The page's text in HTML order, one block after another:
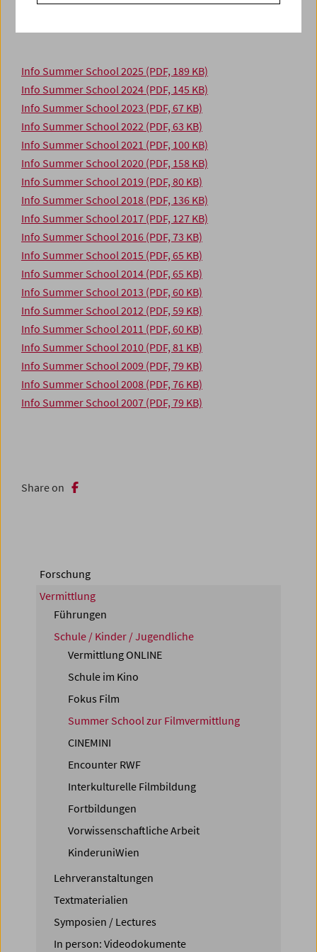
Info Summer School 2025 (PDF, 189 KB)
Info Summer School 2024 (PDF, 145 KB)
Info Summer School 2023 (PDF, 67 KB)
Info Summer School 2022 (PDF, 63 KB)
Info Summer School 2021 (PDF, 100 KB)
Info Summer School 2020 (PDF, 158 KB)
Info Summer School 2019 (PDF, 80 KB)
Info Summer School 2018 (PDF, 136 KB)
Info Summer School 2017 (PDF, 127 KB)
Info Summer School 2016 (PDF, 73 KB)
Info Summer School 2015 (PDF, 65 KB)
Info Summer School 2014 (PDF, 65 KB)
Info Summer School 2013 (PDF, 60 KB)
Info Summer School 2012 (PDF, 59 KB)
Info Summer School 2011 (PDF, 60 KB)
Info Summer School 2010 (PDF, 81 KB)
Info Summer School 2009 (PDF, 79 KB)
Info Summer School 2008 (PDF, 76 KB)
Info Summer School 2007 (PDF, 79 KB)
Share on
Forschung
Vermittlung
Führungen
Schule / Kinder / Jugendliche
Vermittlung ONLINE
Schule im Kino
Fokus Film
Summer School zur Filmvermittlung
CINEMINI
Encounter RWF
Interkulturelle Filmbildung
Fortbildungen
Vorwissenschaftliche Arbeit
KinderuniWien
Lehrveranstaltungen
Textmaterialien
Symposien / Lectures
In person: Videodokumente